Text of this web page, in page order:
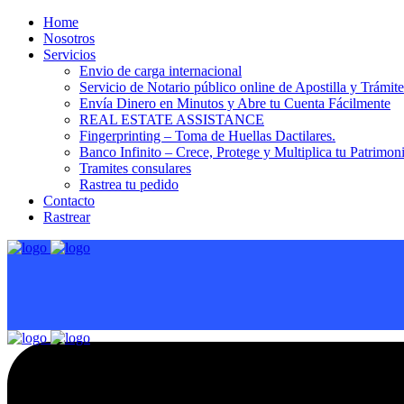
Home
Nosotros
Servicios
Envio de carga internacional
Servicio de Notario público online de Apostilla y
Envía Dinero en Minutos y Abre tu Cuenta Fácilmente
REAL ESTATE ASSISTANCE
Fingerprinting – Toma de Huellas Dactilares.
Banco Infinito – Crece, Protege y Multiplica tu
Tramites consulares
Rastrea tu pedido
Contacto
Rastrear